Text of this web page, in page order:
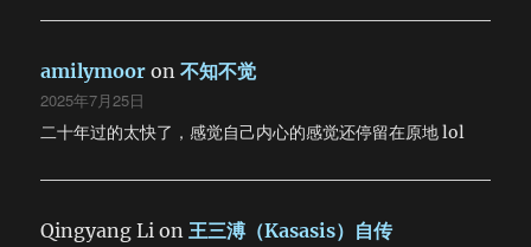
amilymoor on不知不觉
2025年7月25日
二十年过的太快了，感觉自己内心的感觉还停留在原地 lol
Qingyang Li on王三溥（Kasasis）自传